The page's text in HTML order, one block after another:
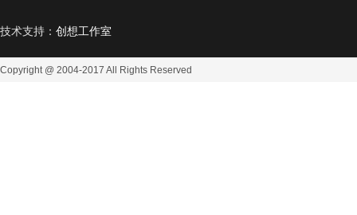
技术支持： 创想工作室
Copyright @ 2004-2017 All Rights Reserved